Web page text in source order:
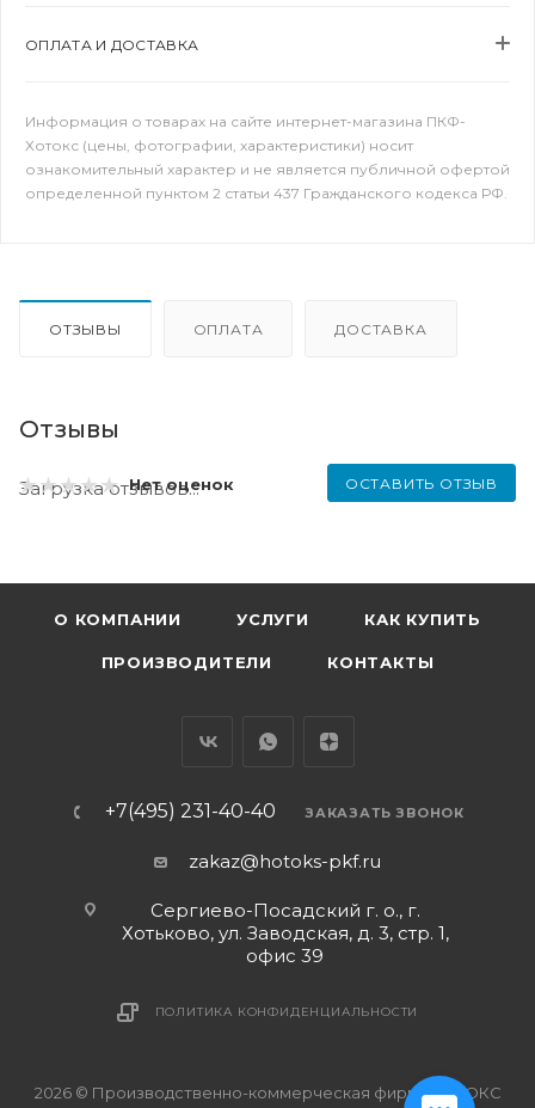
ОПЛАТА И ДОСТАВКА
Информация о товарах на сайте интернет-магазина ПКФ-
Хотокс (цены, фотографии, характеристики) носит
ознакомительный характер и не является публичной офертой
определенной пунктом 2 статьи 437 Гражданского кодекса РФ.
ОТЗЫВЫ ОПЛАТА ДОСТАВКА
Отзывы
Нет оценок ОСТАВИТЬ ОТЗЫВ
Загрузка отзывов...
О КОМПАНИИ УСЛУГИ КАК КУПИТЬ
ПРОИЗВОДИТЕЛИ КОНТАКТЫ
+7(495) 231-40-40 ЗАКАЗАТЬ ЗВОНОК
zakaz@hotoks-pkf.ru
Сергиево-Посадский г. о., г.
Хотьково, ул. Заводская, д. 3, стр. 1,
офис 39
ПОЛИТИКА КОНФИДЕНЦИАЛЬНОСТИ
2026 © Производственно-коммерческая фирма ХОТОКС